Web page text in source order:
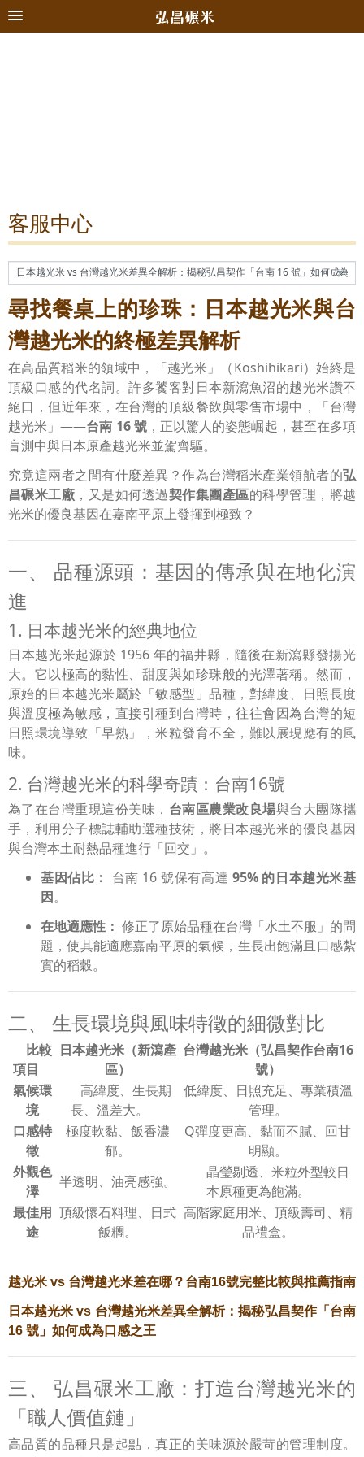
客服中心
尋找餐桌上的珍珠：日本越光米與台
灣越光米的終極差異解析
在高品質稻米的領域中，「越光米」（Koshihikari）始終是
頂級口感的代名詞。許多饕客對日本新瀉魚沼的越光米讚不
絕口，但近年來，在台灣的頂級餐飲與零售市場中，「台灣
越光米」——台南 16 號，正以驚人的姿態崛起，甚至在多項
盲測中與日本原產越光米並駕齊驅。
究竟這兩者之間有什麼差異？作為台灣稻米產業領航者的弘
昌碾米工廠 ，又是如何透過契作集團產區的科學管理，將越
光米的優良基因在嘉南平原上發揮到極致？
一、 品種源頭：基因的傳承與在地化演
進
1. 日本越光米的經典地位
日本越光米起源於 1956 年的福井縣，隨後在新瀉縣發揚光
大。它以極高的黏性、甜度與如珍珠般的光澤著稱。然而，
原始的日本越光米屬於「敏感型」品種，對緯度、日照長度
與溫度極為敏感，直接引種到台灣時，往往會因為台灣的短
日照環境導致「早熟」，米粒發育不全，難以展現應有的風
味。
2. 台灣越光米的科學奇蹟：台南16號
為了在台灣重現這份美味， 台南區農業改良場與台大團隊攜
手，利用分子標誌輔助選種技術，將日本越光米的優良基因
與台灣本土耐熱品種進行「回交」。
基因佔比： 台南 16 號保有高達 95% 的日本越光米基
因。
在地適應性： 修正了原始品種在台灣「水土不服」的問
題，使其能適應嘉南平原的氣候，生長出飽滿且口感紮
實的稻穀。
二、 生長環境與風味特徵的細微對比
比較
項目
日本越光米（新瀉產
區）
台灣越光米（弘昌契作台南16
號）
氣候環
境
高緯度、生長期
長、溫差大。
低緯度、日照充足、專業積溫
管理。
口感特
徵
極度軟黏、飯香濃
郁。
Q彈度更高、黏而不膩、回甘
明顯。
外觀色
澤
半透明、油亮感強。
晶瑩剔透、米粒外型較日
本原種更為飽滿。
最佳用
途
頂級懷石料理、日式
飯糰。
高階家庭用米、頂級壽司、精
品禮盒。
越光米 vs 台灣越光米差在哪？台南16號完整比較與推薦指南
日本越光米 vs 台灣越光米差異全解析：揭秘弘昌契作「台南
16 號」如何成為口感之王
三、 弘昌碾米工廠：打造台灣越光米的
「職人價值鏈」
高品質的品種只是起點，真正的美味源於嚴苛的管理制度。